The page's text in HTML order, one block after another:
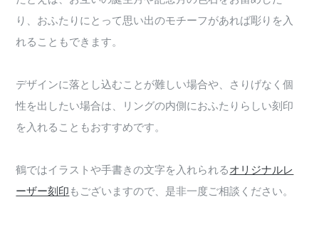
り、おふたりにとって思い出のモチーフがあれば彫りを入
れることもできます。
デザインに落とし込むことが難しい場合や、さりげなく個
性を出したい場合は、リングの内側におふたりらしい刻印
を入れることもおすすめです。
鶴ではイラストや手書きの文字を入れられるオリジナルレ
ーザー刻印 もございますので、是非一度ご相談ください。